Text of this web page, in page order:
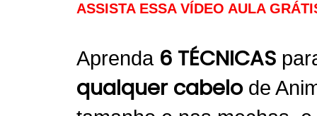
ASSISTA ESSA VÍDEO AULA
Aprenda 6 TÉCNICAS
qualquer cabelode